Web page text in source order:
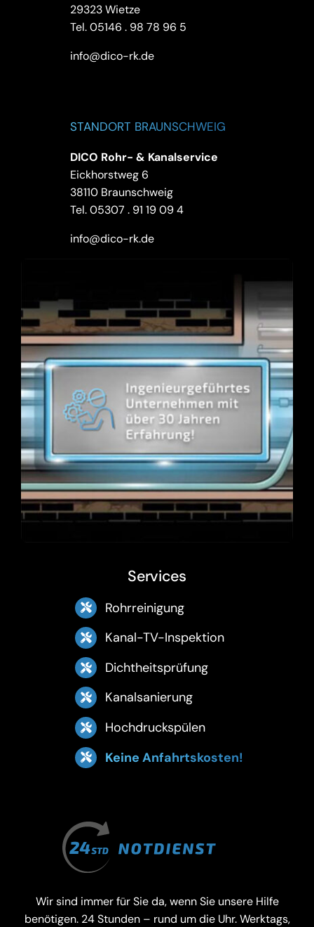
29323 Wietze
Tel.05146 . 98 78 96 5
info@dico-rk.de
STANDORT BRAUNSCHWEIG
DICO Rohr- & Kanalservice
Eickhorstweg 6
38110 Braunschweig
Tel.05307 . 91 19 09 4
info@dico-rk.de
Services
Rohrreinigung
Kanal-TV-Inspektion
Dichtheitsprüfung
Kanalsanierung
Hochdruckspülen
Keine Anfahrtskosten!
Wir sind immer für Sie da, wenn Sie unsere Hilfe
benötigen. 24 Stunden – rund um die Uhr. Werktags,